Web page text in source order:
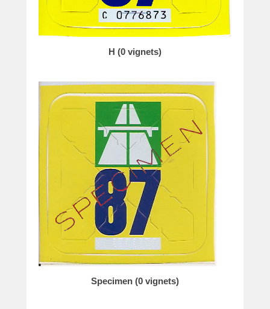
H (0 vignets)
Specimen (0 vignets)